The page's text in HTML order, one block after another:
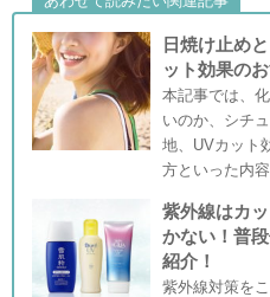
日焼け止め
ット効果の
本記事では、
いのか、シチ
地、UVカット
方といった内
紫外線はカ
かない！普
紹介！
紫外線対策を